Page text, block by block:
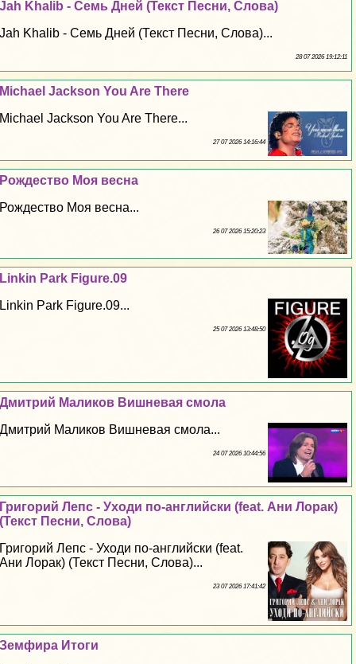
Jah Khalib - Семь Дней (Текст Песни, Слова)
Jah Khalib - Семь Дней (Текст Песни, Слова)...
28 07 2026 19:12:11
Michael Jackson You Are There
Michael Jackson You Are There...
27 07 2026 14:16:44
Рождество Моя весна
Рождество Моя весна...
26 07 2026 15:20:23
Linkin Park Figure.09
Linkin Park Figure.09...
25 07 2026 13:48:50
Дмитрий Маликов Вишневая смола
Дмитрий Маликов Вишневая смола...
24 07 2026 10:44:56
Григорий Лепс - Уходи по-английски (feat. Ани Лоpaк)
(Текст Песни, Слова)
Григорий Лепс - Уходи по-английски (feat.
Ани Лоpaк) (Текст Песни, Слова)...
23 07 2026 17:41:42
Земфира Итоги